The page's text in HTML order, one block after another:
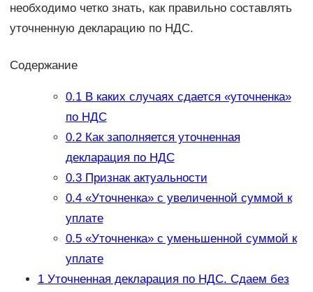
необходимо четко знать, как правильно составлять
уточненную декларацию по НДС.
Содержание
0.1В каких случаях сдается «уточненка»
по НДС
0.2Как заполняется уточненная
декларация по НДС
0.3Признак актуальности
0.4«Уточненка» с увеличенной суммой к
уплате
0.5«Уточненка» с уменьшенной суммой к
уплате
1Уточненная декларация по НДС. Сдаем без